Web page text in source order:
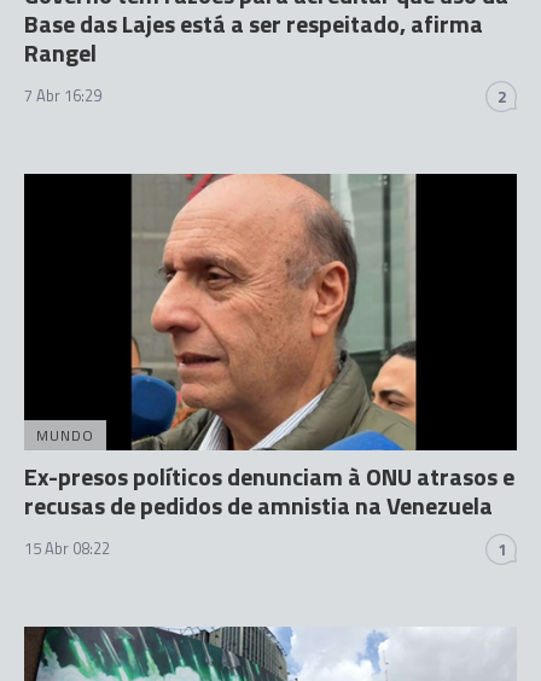
Base das Lajes está a ser respeitado, afirma
Rangel
7 Abr 16:29 2
MUNDO
Ex-presos políticos denunciam à ONU atrasos e
recusas de pedidos de amnistia na Venezuela
15 Abr 08:22 1